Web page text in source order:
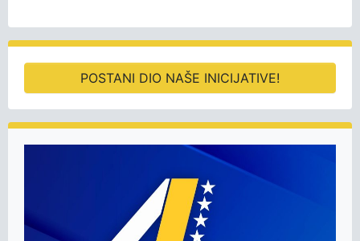
POSTANI DIO NAŠE INICIJATIVE!